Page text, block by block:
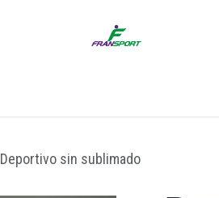
Deportivo sin sublimado